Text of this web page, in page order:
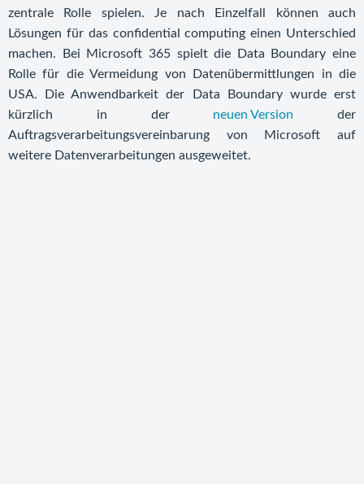
zentrale Rolle spielen. Je nach Einzelfall können auch
Lösungen für das confidential computing einen Unterschied
machen. Bei Microsoft 365 spielt die Data Boundary eine
Rolle für die Vermeidung von Datenübermittlungen in die
USA. Die Anwendbarkeit der Data Boundary wurde erst
kürzlich in der neuen Version der
Auftragsverarbeitungsvereinbarung von Microsoft auf
weitere Datenverarbeitungen ausgeweitet.